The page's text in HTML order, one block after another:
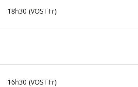
18h30 (VOSTFr)
16h30 (VOSTFr)